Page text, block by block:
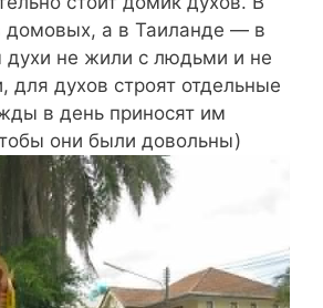
домовых, а в Таиланде — в
духи не жили с людьми и не
для духов строят отдельные
в день приносят им
они были довольны)